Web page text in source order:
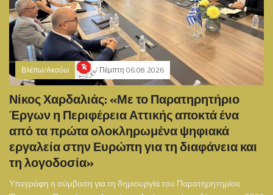
Βλέπω/Ακούω Πέμπτη 06.08.2026
Νίκος Χαρδαλιάς: «Με το Παρατηρητήριο
Έργων η Περιφέρεια Αττικής αποκτά ένα
από τα πρώτα ολοκληρωμένα ψηφιακά
εργαλεία στην Ευρώπη για τη διαφάνεια και
τη λογοδοσία»
Υπεγράφη η σύμβαση για τη δημιουργία του Παρατηρητηρίου